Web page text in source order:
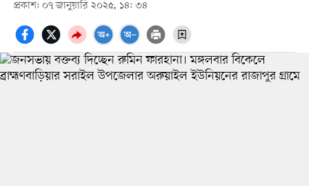
প্রকাশ: ০৭ জানুয়ারি ২০২৫, ১৪: ৩৪